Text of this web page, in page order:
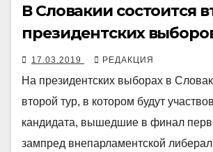
В Словакии состоится
президентских
17.03.2019 РЕДАКЦИЯ
На президентских выборах в
второй тур, в котором будут
кандидата, вышедшие в финал
зампред внепарламентской